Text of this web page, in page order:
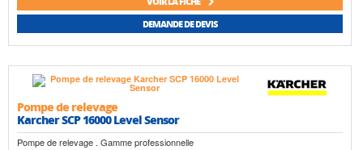
DEMANDE DE DEVIS
Pompe de relevage
Karcher SCP 16000 Level Sensor
Pompe de relevage . Gamme professionnelle